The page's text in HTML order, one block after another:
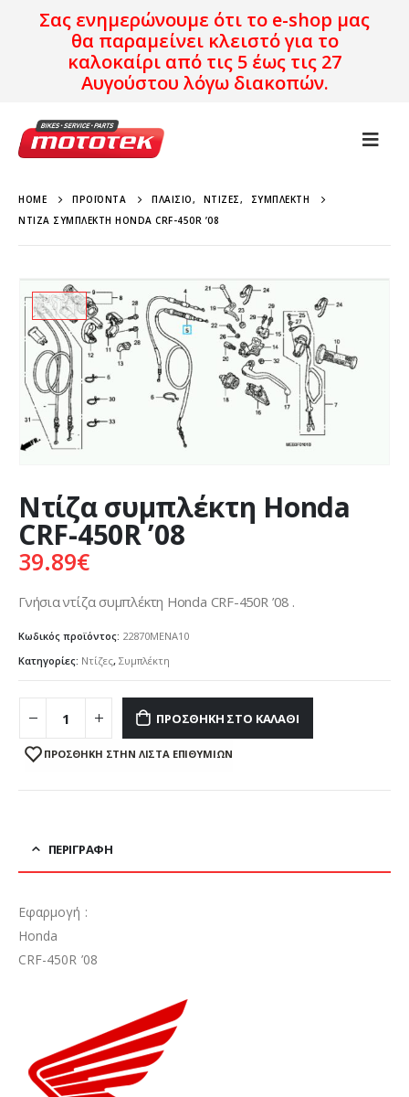
Σας ενημερώνουμε ότι το e-shop μας
θα παραμείνει κλειστό για το
καλοκαίρι από τις 5 έως τις 27
Αυγούστου λόγω διακοπών.
HOME ΠΡΟΪΌΝΤΑ ΠΛΑΊΣΙΟ, ΝΤΊΖΕΣ,
ΣΥΜΠΛΈΚΤΗ
ΝΤΊΖΑ ΣΥΜΠΛΈΚΤΗ HONDA CRF-450R ’08
Ντίζα συμπλέκτη Honda
CRF-450R ’08
39.89€
Γνήσια ντίζα συμπλέκτη Honda CRF-450R ’08 .
Κωδικός προϊόντος: 22870MENA10
Κατηγορίες: Ντίζες, Συμπλέκτη
ΠΡΟΣΘΉΚΗ ΣΤΟ ΚΑΛΆΘΙ
ΠΡΌΣΘΉΚΗ ΣΤΗΝ ΛΊΣΤΑ ΕΠΙΘΥΜΙΏΝ
ΠΕΡΙΓΡΑΦΉ
Εφαρμογή :
Honda
CRF-450R ’08